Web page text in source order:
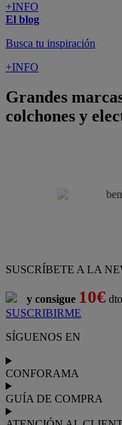
+INFO
El blog
Busca tu inspiración
+INFO
Grandes
colchones y
SUSCRÍBETE A LA
y consigue 10€
SUSCRIBIRME
SÍGUENOS EN
CONFORAMA
GUÍA DE COMPRA